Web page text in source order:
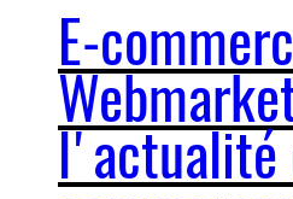
E-
l'actualité